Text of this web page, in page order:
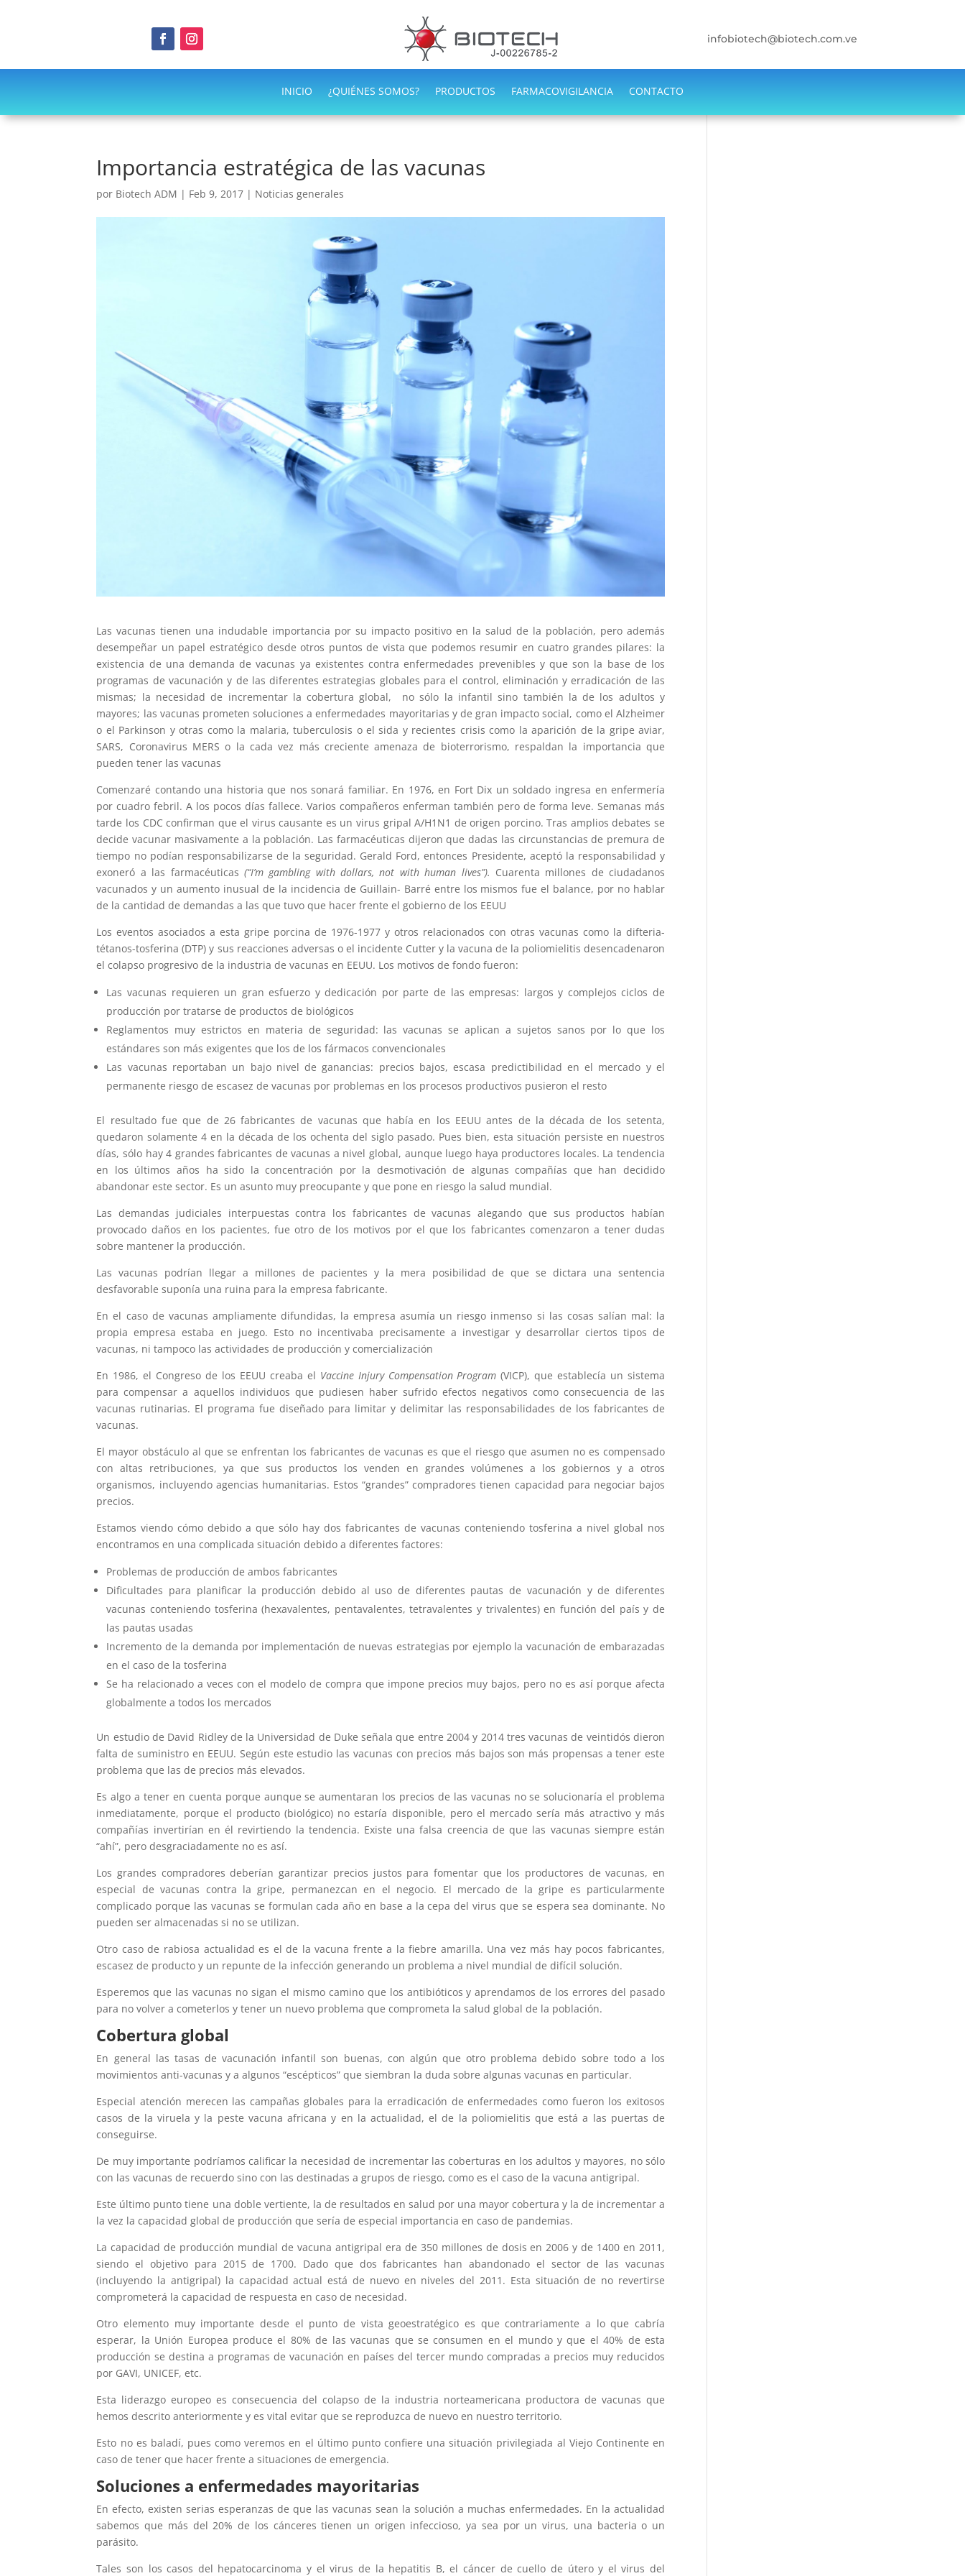
infobiotech@biotech.com.ve
INICIO ¿QUIÉNES SOMOS? PRODUCTOS FARMACOVIGILANCIA CONTACTO
Importancia estratégica de las vacunas
por Biotech ADM | Feb 9, 2017 | Noticias generales
Las vacunas tienen una indudable importancia por su impacto positivo en la salud de la población, pero además
desempeñar un papel estratégico desde otros puntos de vista que podemos resumir en cuatro grandes pilares: la
existencia de una demanda de vacunas ya existentes contra enfermedades prevenibles y que son la base de los
programas de vacunación y de las diferentes estrategias globales para el control, eliminación y erradicación de las
mismas; la necesidad de incrementar la cobertura global, no sólo la infantil sino también la de los adultos y
mayores; las vacunas prometen soluciones a enfermedades mayoritarias y de gran impacto social, como el Alzheimer
o el Parkinson y otras como la malaria, tuberculosis o el sida y recientes crisis como la aparición de la gripe aviar,
SARS, Coronavirus MERS o la cada vez más creciente amenaza de bioterrorismo, respaldan la importancia que
pueden tener las vacunas
Comenzaré contando una historia que nos sonará familiar. En 1976, en Fort Dix un soldado ingresa en enfermería
por cuadro febril. A los pocos días fallece. Varios compañeros enferman también pero de forma leve. Semanas más
tarde los CDC confirman que el virus causante es un virus gripal A/H1N1 de origen porcino. Tras amplios debates se
decide vacunar masivamente a la población. Las farmacéuticas dijeron que dadas las circunstancias de premura de
tiempo no podían responsabilizarse de la seguridad. Gerald Ford, entonces Presidente, aceptó la responsabilidad y
exoneró a las farmacéuticas (“I’m gambling with dollars, not with human lives”). Cuarenta millones de ciudadanos
vacunados y un aumento inusual de la incidencia de Guillain- Barré entre los mismos fue el balance, por no hablar
de la cantidad de demandas a las que tuvo que hacer frente el gobierno de los EEUU
Los eventos asociados a esta gripe porcina de 1976-1977 y otros relacionados con otras vacunas como la difteria-
tétanos-tosferina (DTP) y sus reacciones adversas o el incidente Cutter y la vacuna de la poliomielitis desencadenaron
el colapso progresivo de la industria de vacunas en EEUU. Los motivos de fondo fueron:
Las vacunas requieren un gran esfuerzo y dedicación por parte de las empresas: largos y complejos ciclos de
producción por tratarse de productos de biológicos
Reglamentos muy estrictos en materia de seguridad: las vacunas se aplican a sujetos sanos por lo que los
estándares son más exigentes que los de los fármacos convencionales
Las vacunas reportaban un bajo nivel de ganancias: precios bajos, escasa predictibilidad en el mercado y el
permanente riesgo de escasez de vacunas por problemas en los procesos productivos pusieron el resto
El resultado fue que de 26 fabricantes de vacunas que había en los EEUU antes de la década de los setenta,
quedaron solamente 4 en la década de los ochenta del siglo pasado. Pues bien, esta situación persiste en nuestros
días, sólo hay 4 grandes fabricantes de vacunas a nivel global, aunque luego haya productores locales. La tendencia
en los últimos años ha sido la concentración por la desmotivación de algunas compañías que han decidido
abandonar este sector. Es un asunto muy preocupante y que pone en riesgo la salud mundial.
Las demandas judiciales interpuestas contra los fabricantes de vacunas alegando que sus productos habían
provocado daños en los pacientes, fue otro de los motivos por el que los fabricantes comenzaron a tener dudas
sobre mantener la producción.
Las vacunas podrían llegar a millones de pacientes y la mera posibilidad de que se dictara una sentencia
desfavorable suponía una ruina para la empresa fabricante.
En el caso de vacunas ampliamente difundidas, la empresa asumía un riesgo inmenso si las cosas salían mal: la
propia empresa estaba en juego. Esto no incentivaba precisamente a investigar y desarrollar ciertos tipos de
vacunas, ni tampoco las actividades de producción y comercialización
En 1986, el Congreso de los EEUU creaba el Vaccine Injury Compensation Program(VICP), que establecía un sistema
para compensar a aquellos individuos que pudiesen haber sufrido efectos negativos como consecuencia de las
vacunas rutinarias. El programa fue diseñado para limitar y delimitar las responsabilidades de los fabricantes de
vacunas.
El mayor obstáculo al que se enfrentan los fabricantes de vacunas es que el riesgo que asumen no es compensado
con altas retribuciones, ya que sus productos los venden en grandes volúmenes a los gobiernos y a otros
organismos, incluyendo agencias humanitarias. Estos “grandes” compradores tienen capacidad para negociar bajos
precios.
Estamos viendo cómo debido a que sólo hay dos fabricantes de vacunas conteniendo tosferina a nivel global nos
encontramos en una complicada situación debido a diferentes factores:
Problemas de producción de ambos fabricantes
Dificultades para planificar la producción debido al uso de diferentes pautas de vacunación y de diferentes
vacunas conteniendo tosferina (hexavalentes, pentavalentes, tetravalentes y trivalentes) en función del país y de
las pautas usadas
Incremento de la demanda por implementación de nuevas estrategias por ejemplo la vacunación de embarazadas
en el caso de la tosferina
Se ha relacionado a veces con el modelo de compra que impone precios muy bajos, pero no es así porque afecta
globalmente a todos los mercados
Un estudio de David Ridley de la Universidad de Duke señala que entre 2004 y 2014 tres vacunas de veintidós dieron
falta de suministro en EEUU. Según este estudio las vacunas con precios más bajos son más propensas a tener este
problema que las de precios más elevados.
Es algo a tener en cuenta porque aunque se aumentaran los precios de las vacunas no se solucionaría el problema
inmediatamente, porque el producto (biológico) no estaría disponible, pero el mercado sería más atractivo y más
compañías invertirían en él revirtiendo la tendencia. Existe una falsa creencia de que las vacunas siempre están
“ahí”, pero desgraciadamente no es así.
Los grandes compradores deberían garantizar precios justos para fomentar que los productores de vacunas, en
especial de vacunas contra la gripe, permanezcan en el negocio. El mercado de la gripe es particularmente
complicado porque las vacunas se formulan cada año en base a la cepa del virus que se espera sea dominante. No
pueden ser almacenadas si no se utilizan.
Otro caso de rabiosa actualidad es el de la vacuna frente a la fiebre amarilla. Una vez más hay pocos fabricantes,
escasez de producto y un repunte de la infección generando un problema a nivel mundial de difícil solución.
Esperemos que las vacunas no sigan el mismo camino que los antibióticos y aprendamos de los errores del pasado
para no volver a cometerlos y tener un nuevo problema que comprometa la salud global de la población.
Cobertura global
En general las tasas de vacunación infantil son buenas, con algún que otro problema debido sobre todo a los
movimientos anti-vacunas y a algunos “escépticos” que siembran la duda sobre algunas vacunas en particular.
Especial atención merecen las campañas globales para la erradicación de enfermedades como fueron los exitosos
casos de la viruela y la peste vacuna africana y en la actualidad, el de la poliomielitis que está a las puertas de
conseguirse.
De muy importante podríamos calificar la necesidad de incrementar las coberturas en los adultos y mayores, no sólo
con las vacunas de recuerdo sino con las destinadas a grupos de riesgo, como es el caso de la vacuna antigripal.
Este último punto tiene una doble vertiente, la de resultados en salud por una mayor cobertura y la de incrementar a
la vez la capacidad global de producción que sería de especial importancia en caso de pandemias.
La capacidad de producción mundial de vacuna antigripal era de 350 millones de dosis en 2006 y de 1400 en 2011,
siendo el objetivo para 2015 de 1700. Dado que dos fabricantes han abandonado el sector de las vacunas
(incluyendo la antigripal) la capacidad actual está de nuevo en niveles del 2011. Esta situación de no revertirse
comprometerá la capacidad de respuesta en caso de necesidad.
Otro elemento muy importante desde el punto de vista geoestratégico es que contrariamente a lo que cabría
esperar, la Unión Europea produce el 80% de las vacunas que se consumen en el mundo y que el 40% de esta
producción se destina a programas de vacunación en países del tercer mundo compradas a precios muy reducidos
por GAVI, UNICEF, etc.
Esta liderazgo europeo es consecuencia del colapso de la industria norteamericana productora de vacunas que
hemos descrito anteriormente y es vital evitar que se reproduzca de nuevo en nuestro territorio.
Esto no es baladí, pues como veremos en el último punto confiere una situación privilegiada al Viejo Continente en
caso de tener que hacer frente a situaciones de emergencia.
Soluciones a enfermedades mayoritarias
En efecto, existen serias esperanzas de que las vacunas sean la solución a muchas enfermedades. En la actualidad
sabemos que más del 20% de los cánceres tienen un origen infeccioso, ya sea por un virus, una bacteria o un
parásito.
Tales son los casos del hepatocarcinoma y el virus de la hepatitis B, el cáncer de cuello de útero y el virus del